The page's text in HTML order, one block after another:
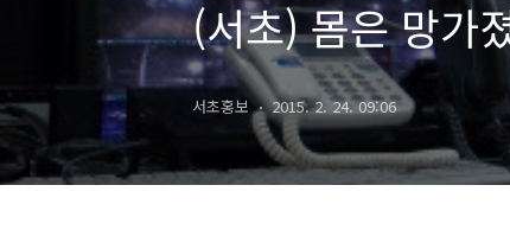
(서초) 몸은 망가
서초홍보 2015. 2. 24. 09:06